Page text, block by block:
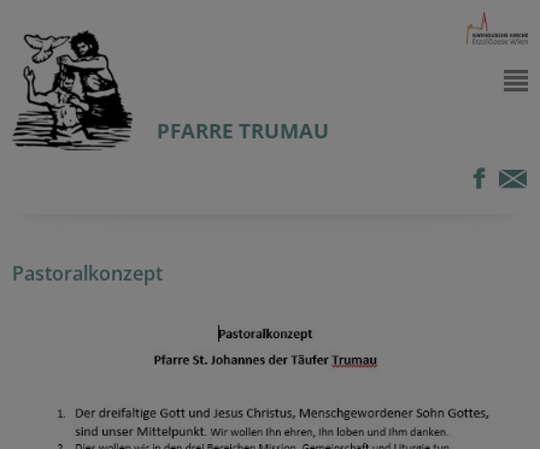
PFARRE TRUMAU
Pastoralkonzept